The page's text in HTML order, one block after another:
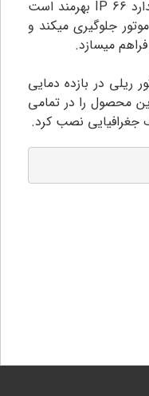
جک درب کشویی 740 فک از استاندارد IP 66 بهرمند است
جلوگیری میکند و
میسازد.
ریلی در بازده دمایی
این محصول را در تمامی
جغرافیایی نصب کرد.